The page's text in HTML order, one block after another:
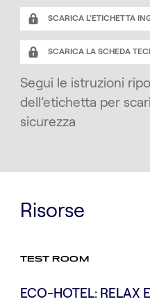
SCARICA L'ETICHETTA
SCARICA LA SCHEDA
Segui le istruzioni
dell’etichetta per
sicurezza
Risorse
TEST ROOM
ECO-HOTEL: RELAX